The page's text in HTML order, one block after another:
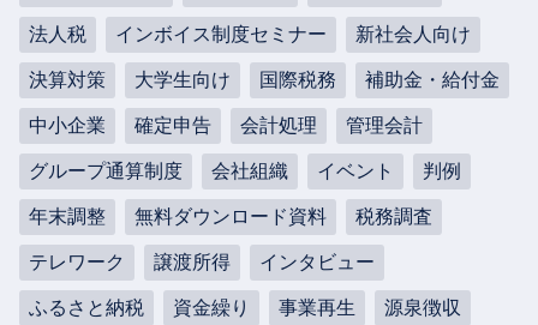
法人税 インボイス制度セミナー 新社会人向け
決算対策 大学生向け 国際税務 補助金・給付金
中小企業 確定申告 会計処理 管理会計
グループ通算制度 会社組織 イベント 判例
年末調整 無料ダウンロード資料 税務調査
テレワーク 譲渡所得 インタビュー
ふるさと納税 資金繰り 事業再生 源泉徴収